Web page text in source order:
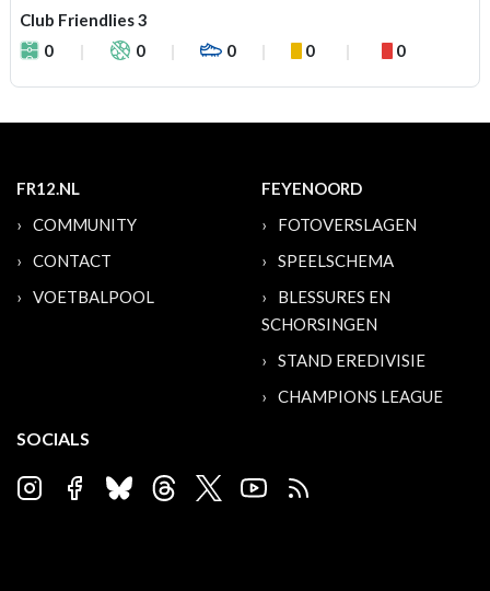
Club Friendlies 3
0
0 0 0 0
FR12.NL
COMMUNITY
CONTACT
VOETBALPOOL
FEYENOORD
FOTOVERSLAGEN
SPEELSCHEMA
BLESSURES EN
SCHORSINGEN
STAND EREDIVISIE
CHAMPIONS LEAGUE
SOCIALS